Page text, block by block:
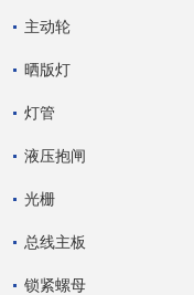
主动轮
晒版灯
灯管
液压抱闸
光栅
总线主板
锁紧螺母